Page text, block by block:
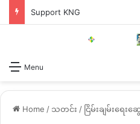
Support KNG
Menu
Home / သတင်း / ငြိမ်းချမ်းရေးဆွ